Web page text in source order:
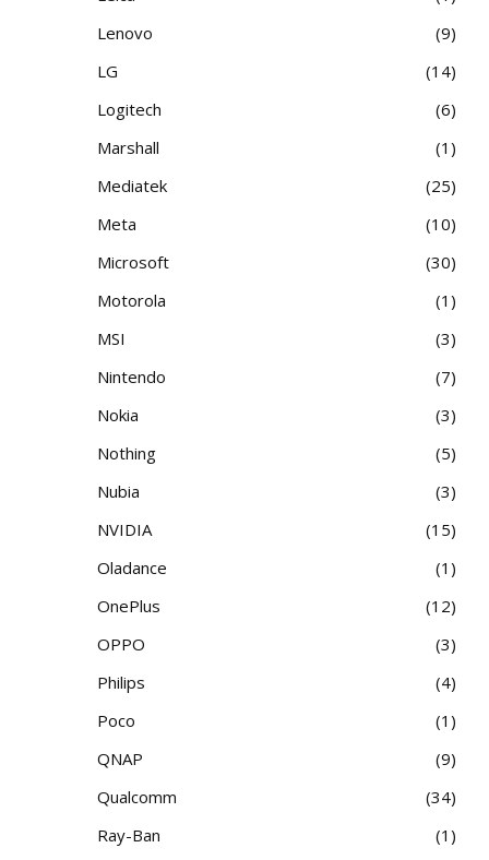
Lenovo
9
LG
14
Logitech
6
Marshall
1
Mediatek
25
Meta
10
Microsoft
30
Motorola
1
MSI
3
Nintendo
7
Nokia
3
Nothing
5
Nubia
3
NVIDIA
15
Oladance
1
OnePlus
12
OPPO
3
Philips
4
Poco
1
QNAP
9
Qualcomm
34
Ray-Ban
1